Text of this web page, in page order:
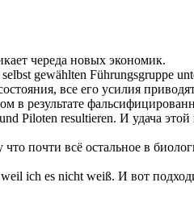
череда новых экономик.
gewählten Führungsgruppe
все его усилия
в результате
Piloten resultieren. И удача этой
почти всё остальное в
ich es nicht weiß. И вот